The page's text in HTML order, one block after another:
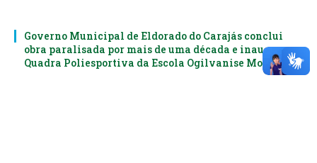
Governo Municipal de Eldorado do Carajás conclui
obra paralisada por mais de uma década e inaugura
Quadra Poliesportiva da Escola Ogilvanise Moura